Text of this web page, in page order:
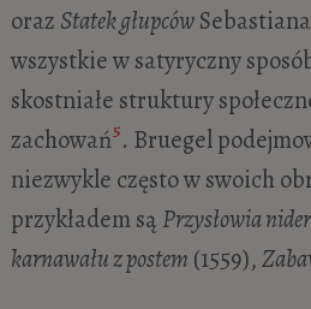
oraz Statek głupców
wszystkie w satyryczny
skostniałe struktury
zachowań5. Bruegel
niezwykle często w swoich
przykładem są Przysłowia
karnawału z postem (1559),